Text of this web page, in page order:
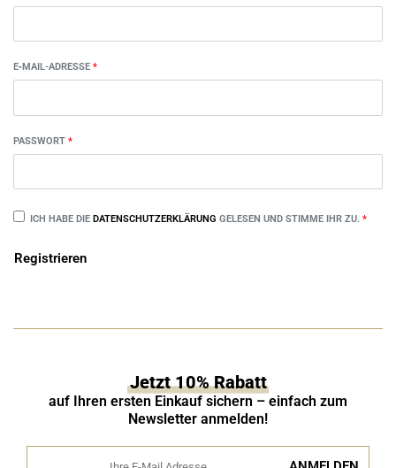
E‑MAIL-ADRES­SE *
PASS­WORT *
ICH HABE DIE DATEN­SCHUTZ­ER­KLÄ­RUNG GELE­SEN UND STIM­ME IHR ZU. *
Registrieren
Jetzt 10% Rabatt
auf Ihren ersten Einkauf sichern – einfach zum
Newsletter anmelden!